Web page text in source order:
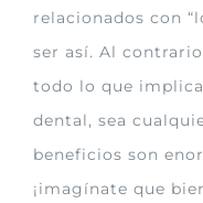
relacionados con
ser así. Al
todo lo que
dental, sea
beneficios son
¡imagínate que